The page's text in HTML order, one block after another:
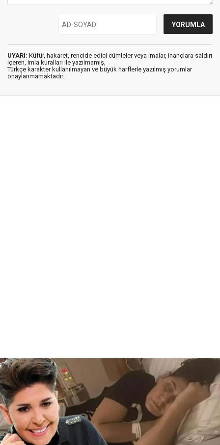
UYARI: Küfür, hakaret, rencide edici cümleler veya imalar, inançlara saldırı
içeren, imla kuralları ile yazılmamış,
Türkçe karakter kullanılmayan ve büyük harflerle yazılmış yorumlar
onaylanmamaktadır.